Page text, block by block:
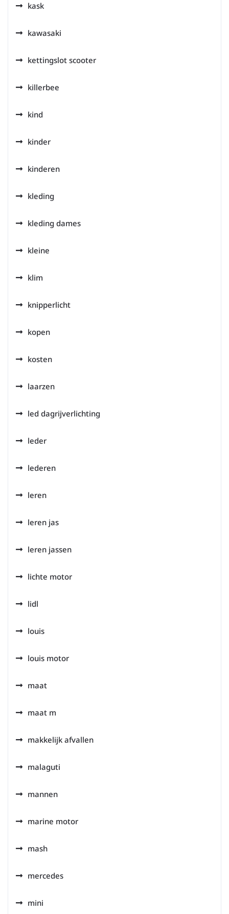
kask
kawasaki
kettingslot scooter
killerbee
kind
kinder
kinderen
kleding
kleding dames
kleine
klim
knipperlicht
kopen
kosten
laarzen
led dagrijverlichting
leder
lederen
leren
leren jas
leren jassen
lichte motor
lidl
louis
louis motor
maat
maat m
makkelijk afvallen
malaguti
mannen
marine motor
mash
mercedes
mini